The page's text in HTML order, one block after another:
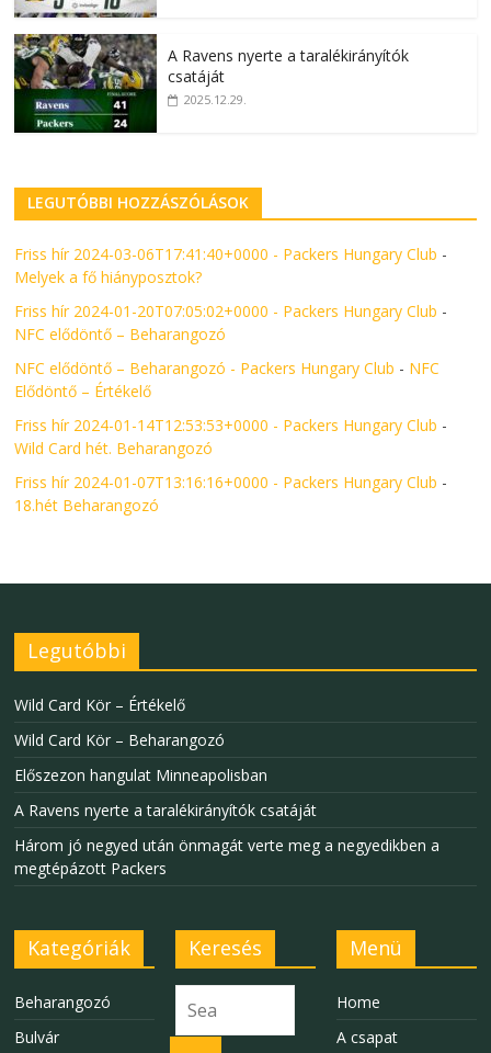
A Ravens nyerte a taralékirányítók
csatáját
2025.12.29.
LEGUTÓBBI HOZZÁSZÓLÁSOK
Friss hír 2024-03-06T17:41:40+0000 - Packers Hungary Club -
Melyek a fő hiányposztok?
Friss hír 2024-01-20T07:05:02+0000 - Packers Hungary Club -
NFC elődöntő – Beharangozó
NFC elődöntő – Beharangozó - Packers Hungary Club - NFC
Elődöntő – Értékelő
Friss hír 2024-01-14T12:53:53+0000 - Packers Hungary Club -
Wild Card hét. Beharangozó
Friss hír 2024-01-07T13:16:16+0000 - Packers Hungary Club -
18.hét Beharangozó
Legutóbbi
Wild Card Kör – Értékelő
Wild Card Kör – Beharangozó
Előszezon hangulat Minneapolisban
A Ravens nyerte a taralékirányítók csatáját
Három jó negyed után önmagát verte meg a negyedikben a
megtépázott Packers
Kategóriák
Beharangozó
Bulvár
Keresés Menü
Home
A csapat